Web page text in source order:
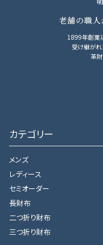
老舗の職
1899年創業
受け継がれ
革財
カテゴリー
メンズ
レディース
セミオーダー
長財布
二つ折り財布
三つ折り財布